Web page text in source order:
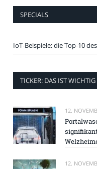
SPECIALS
IoT-Beispiele: die Top-10
TICKER: DAS IST WICHTIG
12.
12.